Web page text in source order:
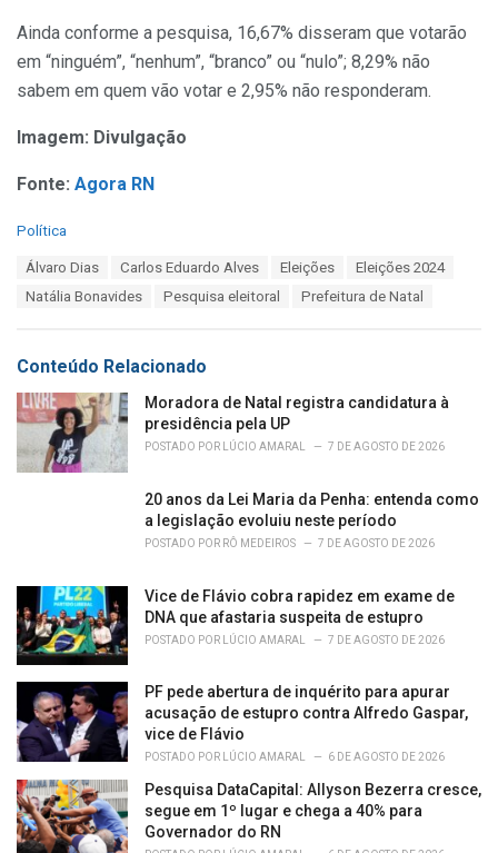
Ainda conforme a pesquisa, 16,67% disseram que votarão
em “ninguém”, “nenhum”, “branco” ou “nulo”; 8,29% não
sabem em quem vão votar e 2,95% não responderam.
Imagem: Divulgação
Fonte: Agora RN
C
i
e
s
:
Política
Álvaro Dias Carlos Eduardo Alves Eleições
Eleições 2024
Natália Bonavides
Pesquisa eleitoral Prefeitura de Natal
Conteúdo Relacionado
Moradora de Natal registra candidatura à
presidência pela UP
POSTADO POR LÚCIO AMARAL 7 DE AGOSTO DE 2026
20 anos da Lei Maria da Penha: entenda como
a legislação evoluiu neste período
POSTADO POR RÔ MEDEIROS 7 DE AGOSTO DE 2026
Vice de Flávio cobra rapidez em exame de
DNA que afastaria suspeita de estupro
POSTADO POR LÚCIO AMARAL 7 DE AGOSTO DE 2026
PF pede abertura de inquérito para apurar
acusação de estupro contra Alfredo Gaspar,
vice de Flávio
POSTADO POR LÚCIO AMARAL 6 DE AGOSTO DE 2026
Pesquisa DataCapital: Allyson Bezerra cresce,
segue em 1º lugar e chega a 40% para
Governador do RN